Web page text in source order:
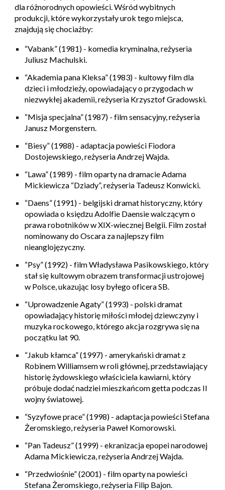
dla różnorodnych opowieści. Wśród wybitnych
produkcji, które wykorzystały urok tego miejsca,
znajdują się chociażby:
“Vabank” (1981) - komedia kryminalna, reżyseria
Juliusz Machulski.
“Akademia pana Kleksa” (1983) - kultowy film dla
dzieci i młodzieży, opowiadający o przygodach w
niezwykłej akademii, reżyseria Krzysztof Gradowski.
“Misja specjalna” (1987) - film sensacyjny, reżyseria
Janusz Morgenstern.
“Biesy” (1988) - adaptacja powieści Fiodora
Dostojewskiego, reżyseria Andrzej Wajda.
“Lawa” (1989) - film oparty na dramacie Adama
Mickiewicza “Dziady”, reżyseria Tadeusz Konwicki.
“Daens” (1991) - belgijski dramat historyczny, który
opowiada o księdzu Adolfie Daensie walczącym o
prawa robotników w XIX-wiecznej Belgii. Film został
nominowany do Oscara za najlepszy film
nieanglojęzyczny.
“Psy” (1992) - film Władysława Pasikowskiego, który
stał się kultowym obrazem transformacji ustrojowej
w Polsce, ukazując losy byłego oficera SB.
“Uprowadzenie Agaty” (1993) - polski dramat
opowiadający historię miłości młodej dziewczyny i
muzyka rockowego, którego akcja rozgrywa się na
początku lat 90.
“Jakub kłamca” (1997) - amerykański dramat z
Robinem Williamsem w roli głównej, przedstawiający
historię żydowskiego właściciela kawiarni, który
próbuje dodać nadziei mieszkańcom getta podczas II
wojny światowej.
“Syzyfowe prace” (1998) - adaptacja powieści Stefana
Żeromskiego, reżyseria Paweł Komorowski.
“Pan Tadeusz” (1999) - ekranizacja epopei narodowej
Adama Mickiewicza, reżyseria Andrzej Wajda.
“Przedwiośnie” (2001) - film oparty na powieści
Stefana Żeromskiego, reżyseria Filip Bajon.